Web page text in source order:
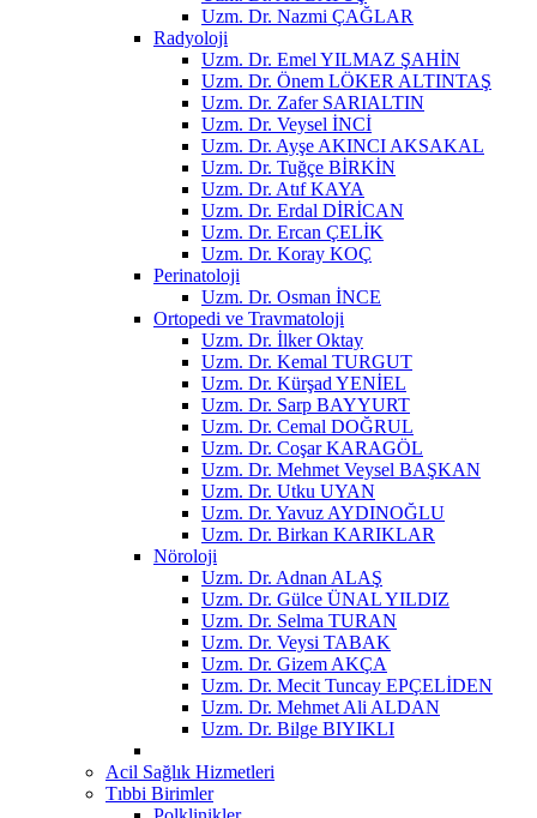
Uzm. Dr. Nazmi ÇAĞLAR
Radyoloji
Uzm. Dr. Emel YILMAZ ŞAHİN
Uzm. Dr. Önem LÖKER ALTINTAŞ
Uzm. Dr. Zafer SARIALTIN
Uzm. Dr. Veysel İNCİ
Uzm. Dr. Ayşe AKINCI AKSAKAL
Uzm. Dr. Tuğçe BİRKİN
Uzm. Dr. Atıf KAYA
Uzm. Dr. Erdal DİRİCAN
Uzm. Dr. Ercan ÇELİK
Uzm. Dr. Koray KOÇ
Perinatoloji
Uzm. Dr. Osman İNCE
Ortopedi ve Travmatoloji
Uzm. Dr. İlker Oktay
Uzm. Dr. Kemal TURGUT
Uzm. Dr. Kürşad YENİEL
Uzm. Dr. Sarp BAYYURT
Uzm. Dr. Cemal DOĞRUL
Uzm. Dr. Coşar KARAGÖL
Uzm. Dr. Mehmet Veysel BAŞKAN
Uzm. Dr. Utku UYAN
Uzm. Dr. Yavuz AYDINOĞLU
Uzm. Dr. Birkan KARIKLAR
Nöroloji
Uzm. Dr. Adnan ALAŞ
Uzm. Dr. Gülce ÜNAL YILDIZ
Uzm. Dr. Selma TURAN
Uzm. Dr. Veysi TABAK
Uzm. Dr. Gizem AKÇA
Uzm. Dr. Mecit Tuncay EPÇELİDEN
Uzm. Dr. Mehmet Ali ALDAN
Uzm. Dr. Bilge BIYIKLI
Acil Sağlık Hizmetleri
Tıbbi Birimler